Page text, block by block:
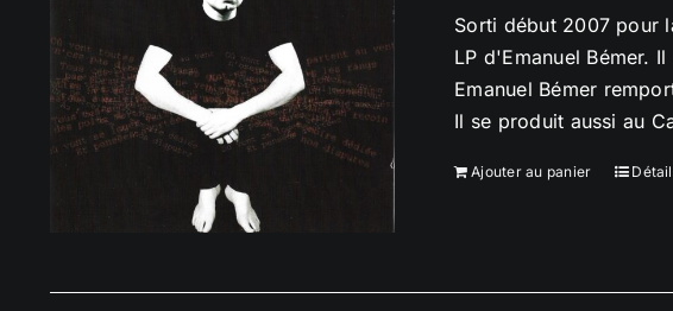
Sorti début 2007 pour
LP d'Emanuel Bémer.
Emanuel Bémer
Il se produit aussi au
Ajouter au panier